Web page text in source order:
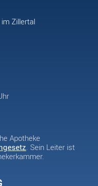
Zillertal
Apotheke
. Sein Leiter ist